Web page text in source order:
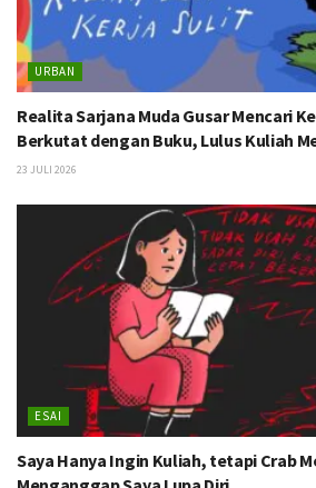
URBAN
Realita Sarjana Muda Gusar Mencari
Berkutat dengan Buku, Lulus Kuliah
23 JULI 2026
ESAI
Saya Hanya Ingin Kuliah, tetapi Crab